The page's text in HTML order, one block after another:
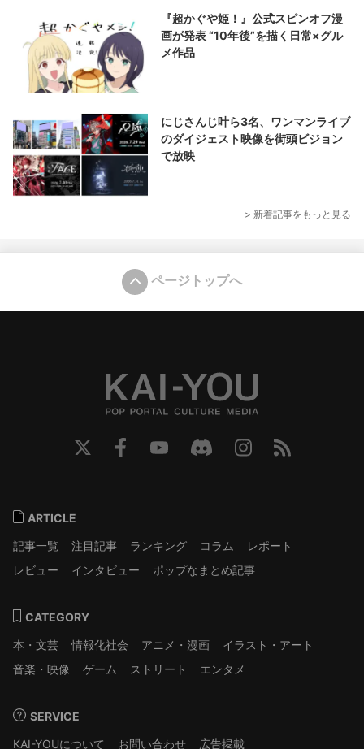
『超かぐや姫！』公式スピンオフ漫
画が発表 “10年後”を描く日常×グル
メ作品
にじさんじ叶ら3名、ワンマンライブ
のダイジェスト映像を街頭ビジョン
で放映
> 新着記事をもっと見る
ページトップへ
ARTICLE
記事一覧
注目記事 ランキング コラム
レポート
レビュー
インタビュー ポップなまとめ記事
CATEGORY
本・文芸
情報化社会 アニメ・漫画
イラスト・アート
音楽・映像
ゲーム ストリート エンタメ
SERVICE
KAI-YOUについて
お問い合わせ 広告掲載